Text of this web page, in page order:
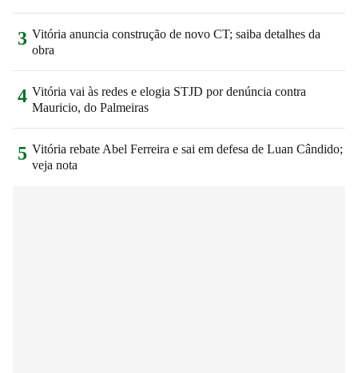
3 Vitória anuncia construção de novo CT; saiba detalhes da
obra
4 Vitória vai às redes e elogia STJD por denúncia contra
Mauricio, do Palmeiras
5 Vitória rebate Abel Ferreira e sai em defesa de Luan Cândido;
veja nota